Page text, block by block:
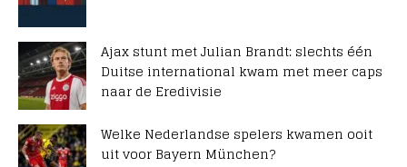
Ajax stunt met Julian Brandt: slechts één
Duitse international kwam met meer caps
naar de Eredivisie
Welke Nederlandse spelers kwamen ooit
uit voor Bayern München?